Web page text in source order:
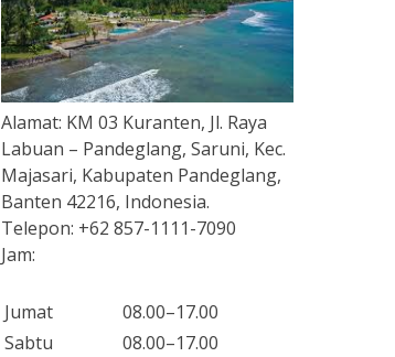
Alamat: KM 03 Kuranten, Jl. Raya
Labuan – Pandeglang, Saruni, Kec.
Majasari, Kabupaten Pandeglang,
Banten 42216, Indonesia.
Telepon: +62 857-1111-7090
Jam:
Jumat
08.00–17.00
Sabtu
08.00–17.00